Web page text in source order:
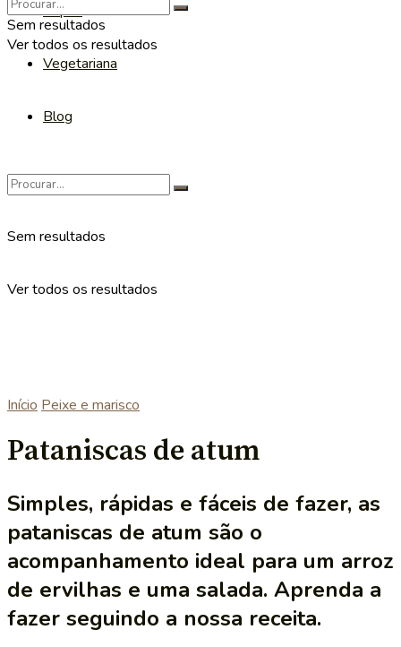
Sopas
Vegetariana
Blog
Sem resultados
Ver todos os resultados
Sem resultados
Ver todos os resultados
Início Peixe e marisco
Pataniscas de atum
Simples, rápidas e fáceis de fazer, as
pataniscas de atum são o
acompanhamento ideal para um arroz
de ervilhas e uma salada. Aprenda a
fazer seguindo a nossa receita.